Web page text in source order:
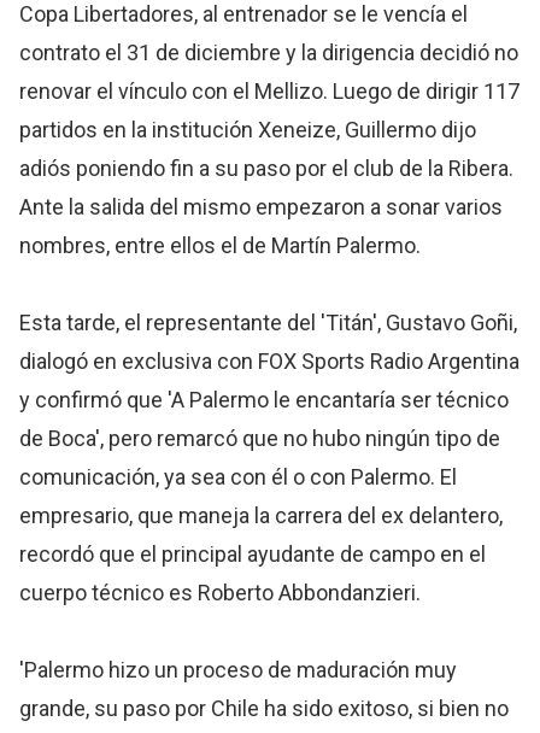
Copa Libertadores, al entrenador se le vencía el
contrato el 31 de diciembre y la dirigencia decidió no
renovar el vínculo con el Mellizo. Luego de dirigir 117
partidos en la institución Xeneize, Guillermo dijo
adiós poniendo fin a su paso por el club de la Ribera.
Ante la salida del mismo empezaron a sonar varios
nombres, entre ellos el de Martín Palermo.
Esta tarde, el representante del 'Titán', Gustavo Goñi,
dialogó en exclusiva con FOX Sports Radio Argentina
y confirmó que 'A Palermo le encantaría ser técnico
de Boca', pero remarcó que no hubo ningún tipo de
comunicación, ya sea con él o con Palermo. El
empresario, que maneja la carrera del ex delantero,
recordó que el principal ayudante de campo en el
cuerpo técnico es Roberto Abbondanzieri.
'Palermo hizo un proceso de maduración muy
grande, su paso por Chile ha sido exitoso, si bien no